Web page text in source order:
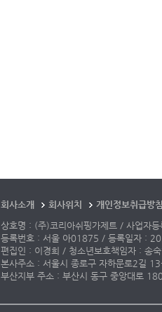
회사소개 회사위치 개인정보취급방침
상호명 : (주)코리아쉬핑가제트 / 사업자
등록번호 : 서울 아01875 / 등록일자 :
편집인 : 이경희 / 청소년보호책임자 : 송
본사주소 : 서울시 종로구 자하문로2
부산지부 주소 : 부산시 동구 중앙대로